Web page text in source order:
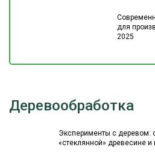
для
2025
Деревообработка
Эксперименты с деревом:
«стеклянной» древесине и